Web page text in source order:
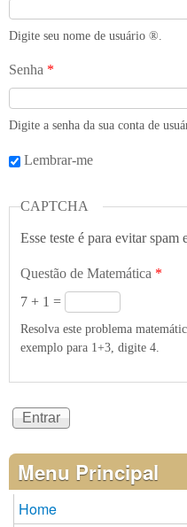
Digite seu nome de usuário ®️.
Senha *
Digite a senha da sua conta de
Lembrar-me
CAPTCHA
Esse teste é para evitar spam
Questão de Matemática *
7 + 1 =
Resolva este problema
exemplo para 1+3, digite 4.
Menu Principal
Home